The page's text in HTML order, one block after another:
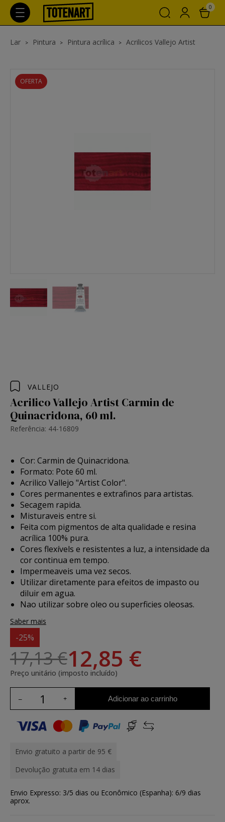
0
Lar Pintura Pintura acrílica Acrilicos Vallejo Artist
OFERTA
VALLEJO
Acrilico Vallejo Artist Carmin de
Quinacridona, 60 ml.
Referência: 44-16809
Cor: Carmin de Quinacridona.
Formato: Pote 60 ml.
Acrilico Vallejo "Artist Color".
Cores permanentes e extrafinos para artistas.
Secagem rapida.
Misturaveis entre si.
Feita com pigmentos de alta qualidade e resina
acrílica 100% pura.
Cores flexívels e resistentes a luz, a intensidade da
cor continua em tempo.
Impermeaveis uma vez secos.
Utilizar diretamente para efeitos de impasto ou
diluir em agua.
Nao utilizar sobre oleo ou superficies oleosas.
Saber mais
-25%
17,13 €12,85 €
Preço unitário (imposto incluído)
Adicionar ao carrinho
Envio gratuito a partir de 95 €
Devolução gratuita em 14 dias
Envio Expresso: 3/5 dias ou Econômico (Espanha): 6/9 dias
aprox.